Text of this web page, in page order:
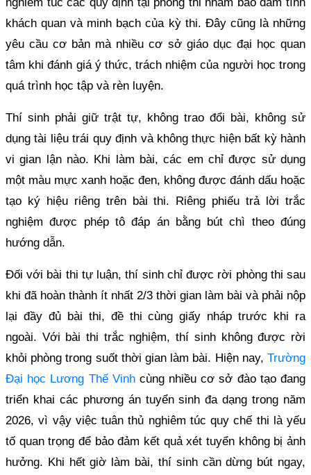
khách quan và minh bạch của kỳ thi. Đây cũng là những
yêu cầu cơ bản mà nhiều cơ sở giáo dục đại học quan
tâm khi đánh giá ý thức, trách nhiệm của người học trong
quá trình học tập và rèn luyện.
Thí sinh phải giữ trật tự, không trao đổi bài, không sử
dụng tài liệu trái quy định và không thực hiện bất kỳ hành
vi gian lận nào. Khi làm bài, các em chỉ được sử dụng
một màu mực xanh hoặc đen, không được đánh dấu hoặc
tạo ký hiệu riêng trên bài thi. Riêng phiếu trả lời trắc
nghiệm được phép tô đáp án bằng bút chì theo đúng
hướng dẫn.
Đối với bài thi tự luận, thí sinh chỉ được rời phòng thi sau
khi đã hoàn thành ít nhất 2/3 thời gian làm bài và phải nộp
lại đầy đủ bài thi, đề thi cùng giấy nháp trước khi ra
ngoài. Với bài thi trắc nghiệm, thí sinh không được rời
khỏi phòng trong suốt thời gian làm bài. Hiện nay, Trường
Đại học Lương Thế Vinhcùng nhiều cơ sở đào tạo đang
triển khai các phương án tuyển sinh đa dạng trong năm
2026, vì vậy việc tuân thủ nghiêm túc quy chế thi là yếu
tố quan trọng để bảo đảm kết quả xét tuyển không bị ảnh
hưởng. Khi hết giờ làm bài, thí sinh cần dừng bút ngay,